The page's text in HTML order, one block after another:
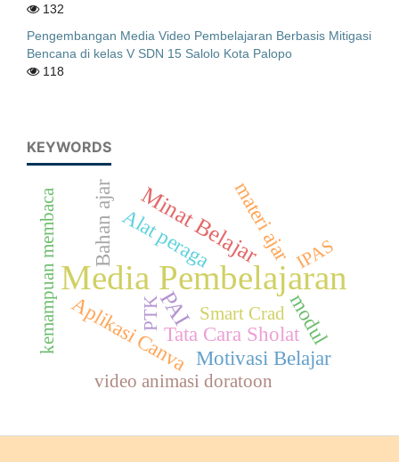
132
Pengembangan Media Video Pembelajaran Berbasis Mitigasi
Bencana di kelas V SDN 15 Salolo Kota Palopo
118
KEYWORDS
Media Pembelajaran
PAI
Minat Belajar
Bahan ajar
Aplikasi CanvaTata Cara Sholatmodul
Motivasi Belajar
materi ajar
Alat peraga
Smart Crad
kemampuan membaca PTK
video animasi doratoon
IPAS